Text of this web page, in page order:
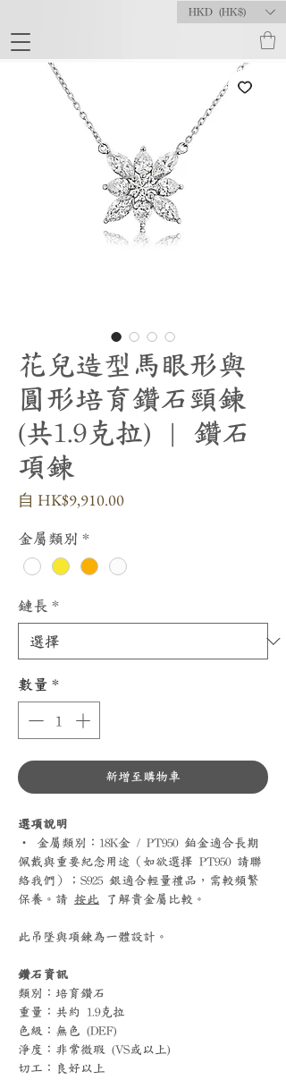
HKD (HK$)
花兒造型馬眼形與
圓形培育鑽石頸鍊
(共1.9克拉) | 鑽石
項鍊
自 HK$9,910.00促
格
金屬類別 *
鏈長 *
數量 *
新增至購物車
選項說明
‧ 金屬類別：18K金 / PT950 鉑金適合長期
佩戴與重要紀念用途（如欲選擇 PT950 請聯
絡我們）；S925 銀適合輕量禮品，需較頻繁
保養。請 按此 了解貴金屬比較。
此吊墜與項鍊為一體設計。
鑽石資訊
類別：培育鑽石
重量：共約 1.9克拉
色級：無色 (DEF)
淨度：非常微瑕 (VS或以上)
切工：良好以上